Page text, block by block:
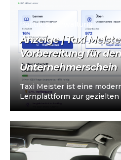
Politik & Verwaltung
Anzeige | Taxi
Vorbereitung für
Unternehmerschein
Taxi Meister ist eine
Lernplattform zur